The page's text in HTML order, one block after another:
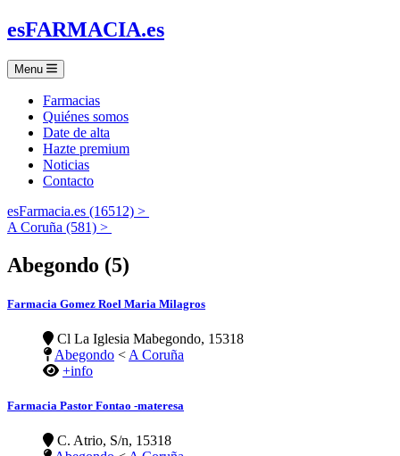
esFARMACIA.es
Menu
Farmacias
Quiénes somos
Date de alta
Hazte premium
Noticias
Contacto
esFarmacia.es (16512) >
A Coruña (581) >
Abegondo (5)
Farmacia Gomez Roel Maria Milagros
Cl La Iglesia Mabegondo, 15318
Abegondo < A Coruña
+info
Farmacia Pastor Fontao -materesa
C. Atrio, S/n, 15318